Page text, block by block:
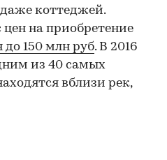
коттеджей.
цен на приобретение
до 150 млн руб. В 2016
из 40 самых
вблизи рек,